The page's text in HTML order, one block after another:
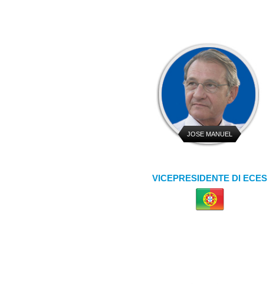
JOSE MANUEL
VICEPRESIDENTE DI ECES